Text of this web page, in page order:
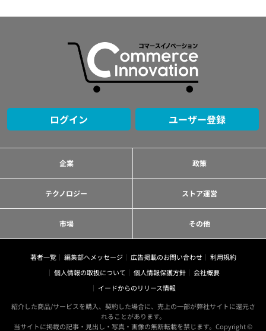
ログイン ユーザー登録
企業 政策
テクノロジー ストア運営
市場 その他
著者一覧 編集部へメッセージ 広告掲載のお問い合わせ
利用規約
個人情報の取扱について
個人情報保護方針
会社概要
イードからのリリース情報
紹介した商品/サービスを購入、契約した場合に、売上の一部が弊社サイトに還元さ
れることがあります。
当サイトに掲載の記事・見出し・写真・画像の無断転載を禁じます。Copyright ©